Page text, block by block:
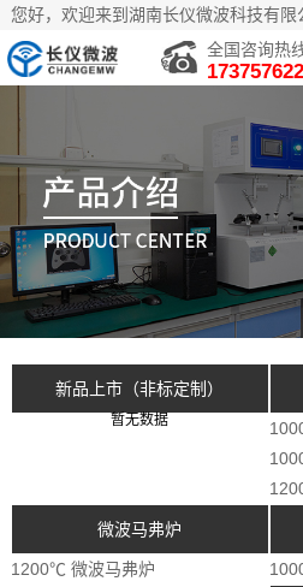
您好，欢迎来到湖南长仪微波科技有限
全国咨询热
新品上市（非标定制）
暂无数据
微波马弗炉
1200℃ 微波马弗炉